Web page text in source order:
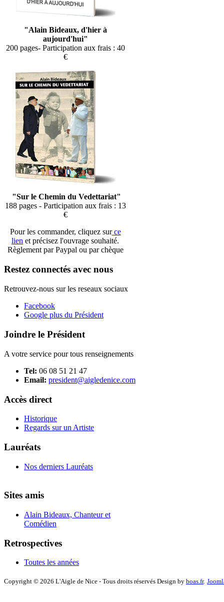
"Alain Bideaux, d'hier à
aujourd'hui"
200 pages- Participation aux frais : 40
€
"Sur le Chemin du Vedettariat"
188 pages - Participation aux frais : 13
€
Pour les commander, cliquez surce
lien et précisez l'ouvrage souhaité.
Règlement par Paypal ou par chèque
Restez connectés avec nous
Retrouvez-nous sur les reseaux sociaux
Facebook
Google plus du Président
Joindre le Président
A votre service pour tous renseignements
Tel: 06 08 51 21 47
Email: president@aigledenice.com
Accès direct
Historique
Regards sur un Artiste
Lauréats
Nos derniers Lauréats
Sites amis
Alain Bideaux, Chanteur et
Comédien
Retrospectives
Toutes les années
Copyright © 2026 L'Aigle de Nice - Tous droits réservés Design by boas.fr.